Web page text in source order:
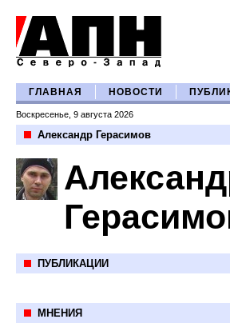
ГЛАВНАЯ НОВОСТИ
Воскресенье, 9 августа 2026
Александр Герасимов
ПУБЛИКАЦИИ
МНЕНИЯ